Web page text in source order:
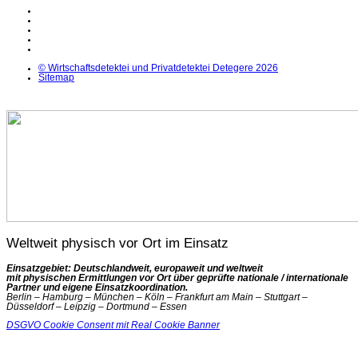
© Wirtschaftsdetektei und Privatdetektei Detegere 2026
Sitemap
Weltweit physisch vor Ort im Einsatz
Einsatzgebiet: Deutschlandweit, europaweit und weltweit
mit physischen Ermittlungen vor Ort über geprüfte nationale / internationale
Partner und eigene Einsatzkoordination.
Berlin – Hamburg – München – Köln – Frankfurt am Main – Stuttgart –
Düsseldorf – Leipzig – Dortmund – Essen
DSGVO Cookie Consent mit Real Cookie Banner